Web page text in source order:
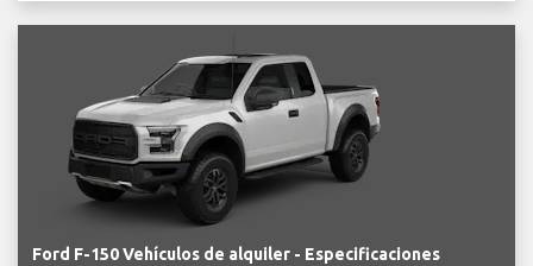
Ford F-150 Vehículos de alquiler - Especificaciones